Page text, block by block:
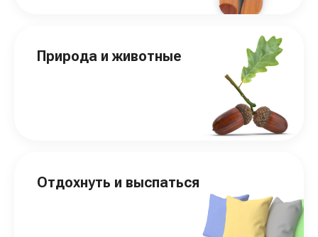
Природа и животные
Отдохнуть и выспаться